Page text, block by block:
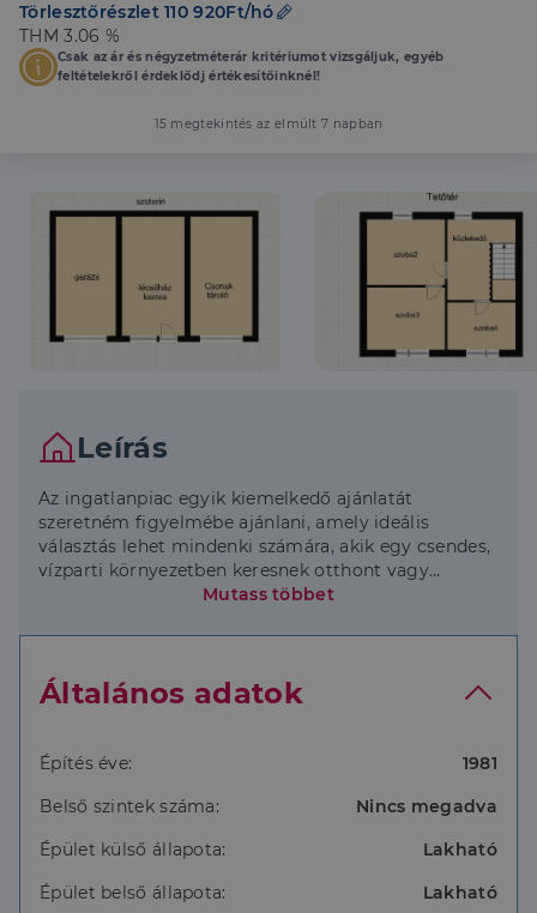
Törlesztőrészlet 110 920Ft/hó
THM 3.06 %
Csak az ár és négyzetméterár kritériumot vizsgáljuk, egyéb
feltételekről érdeklődj értékesítőinknél!
15 megtekintés az elmúlt 7 napban
Leírás
Az ingatlanpiac egyik kiemelkedő ajánlatát
szeretném figyelmébe ajánlani, amely ideális
választás lehet mindenki számára, akik egy csendes,
vízparti környezetben keresnek otthont vagy
befektetési lehetőséget.
található ez a 90 négyzetméteres ház, amely egy
előkertben díszfák, és virágok, valamint autóbejáró
magasabban található. Itt bográcsolhatunk,
termő gyümölcsfák árnyékában. A locsolást ásott
Az ingatlan átlagos állapotú, így új tulajdonosa
azonnal birtokba veheti, de bővítési lehetőségek is
rejlenek benne, lehetőséget adva ezzel a személyre
Mutass többet
Általános adatok
Építés éve:
1981
Belső szintek száma:
Nincs megadva
Épület külső állapota:
Lakható
Épület belső állapota:
Lakható